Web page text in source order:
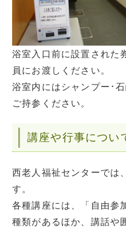
浴室入口前に設置された
員にお渡しください。
浴室内にはシャンプー･
ご持参ください。
講座や行事につい
西老人福祉センターでは
す。
各種講座には、「自由参
種類があるほか、講話や